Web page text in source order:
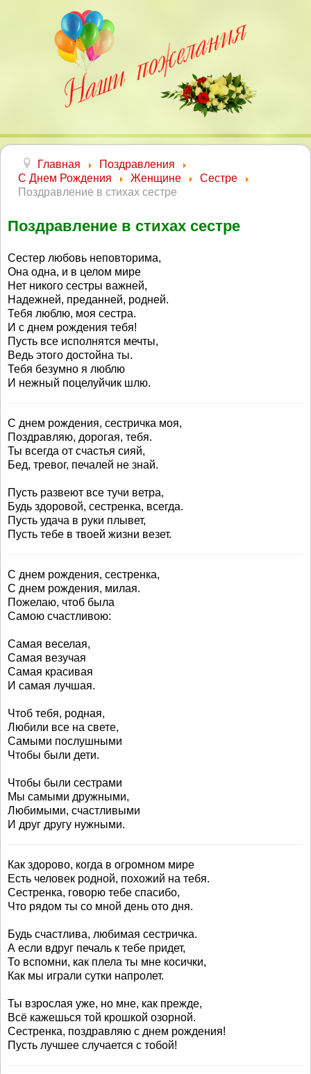
Главная
Поздравления
С Днем Рождения
Женщине
Сестре
Поздравление в стихах сестре
Поздравление в стихах сестре
Сестер любовь неповторима,
Она одна, и в целом мире
Нет никого сестры важней,
Надежней, преданней, родней.
Тебя люблю, моя сестра.
И с днем рождения тебя!
Пусть все исполнятся мечты,
Ведь этого достойна ты.
Тебя безумно я люблю
И нежный поцелуйчик шлю.
С днем рождения, сестричка моя,
Поздравляю, дорогая, тебя.
Ты всегда от счастья сияй,
Бед, тревог, печалей не знай.
Пусть развеют все тучи ветра,
Будь здоровой, сестренка, всегда.
Пусть удача в руки плывет,
Пусть тебе в твоей жизни везет.
С днем рождения, сестренка,
С днем рождения, милая.
Пожелаю, чтоб была
Самою счастливою:
Самая веселая,
Самая везучая
Самая красивая
И самая лучшая.
Чтоб тебя, родная,
Любили все на свете,
Самыми послушными
Чтобы были дети.
Чтобы были сестрами
Мы самыми дружными,
Любимыми, счастливыми
И друг другу нужными.
Как здорово, когда в огромном мире
Есть человек родной, похожий на тебя.
Сестренка, говорю тебе спасибо,
Что рядом ты со мной день ото дня.
Будь счастлива, любимая сестричка.
А если вдруг печаль к тебе придет,
То вспомни, как плела ты мне косички,
Как мы играли сутки напролет.
Ты взрослая уже, но мне, как прежде,
Всё кажешься той крошкой озорной.
Сестренка, поздравляю с днем рождения!
Пусть лучшее случается с тобой!